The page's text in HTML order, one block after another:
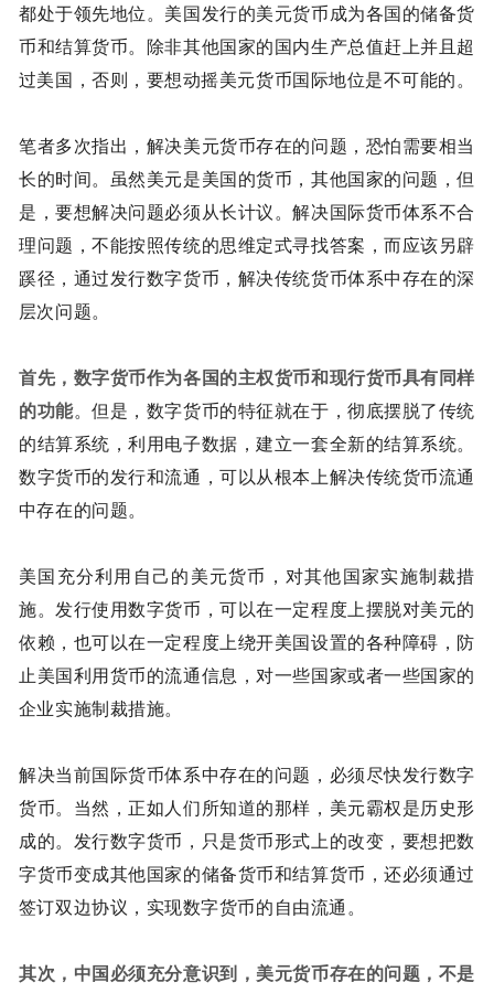
都处于领先地位。美国发行的美元货币成为各国的储备货
币和结算货币。除非其他国家的国内生产总值赶上并且超
过美国，否则，要想动摇美元货币国际地位是不可能的。
笔者多次指出，解决美元货币存在的问题，恐怕需要相当
长的时间。虽然美元是美国的货币，其他国家的问题，但
是，要想解决问题必须从长计议。解决国际货币体系不合
理问题，不能按照传统的思维定式寻找答案，而应该另辟
蹊径，通过发行数字货币，解决传统货币体系中存在的深
层次问题。
首先， 数字货币作为各国的主权货币和现行货币具有同样
的功能。但是，数字货币的特征就在于，彻底摆脱了传统
的结算系统，利用电子数据，建立一套全新的结算系统。
数字货币的发行和流通，可以从根本上解决传统货币流通
中存在的问题。
美国充分利用自己的美元货币，对其他国家实施制裁措
施。发行使用数字货币，可以在一定程度上摆脱对美元的
依赖，也可以在一定程度上绕开美国设置的各种障碍，防
止美国利用货币的流通信息，对一些国家或者一些国家的
企业实施制裁措施。
解决当前国际货币体系中存在的问题，必须尽快发行数字
货币。当然，正如人们所知道的那样，美元霸权是历史形
成的。发行数字货币，只是货币形式上的改变，要想把数
字货币变成其他国家的储备货币和结算货币，还必须通过
签订双边协议，实现数字货币的自由流通。
其次， 中国必须充分意识到，美元货币存在的问题，不是